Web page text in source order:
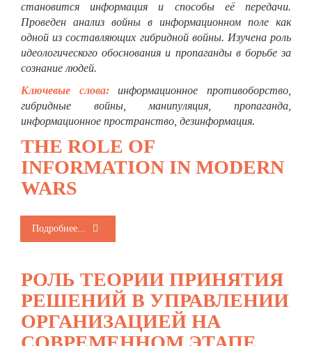
становится информация и способы её передачи.
Проведен анализ войны в информационном поле как
одной из составляющих гибридной войны. Изучена роль
идеологического обоснования и пропаганды в борьбе за
сознание людей.
Ключевые слова:
информационное противоборство,
гибридные войны, манипуляция, пропаганда,
информационное пространство, дезинформация.
THE ROLE OF
INFORMATION IN MODERN
WARS
Подробнее...
РОЛЬ ТЕОРИИ ПРИНЯТИЯ
РЕШЕНИЙ В УПРАВЛЕНИИ
ОРГАНИЗАЦИЕЙ НА